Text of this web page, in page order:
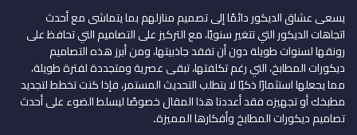
يسعى عشاق الديكور دائمًا إلى تصميم منازلهم بما يتماشى مع أحدث
اتجاهات الديكور التي تتغير سنويًا، مع التركيز على التصاميم التي تحافظ على
رونقها لسنوات طويلة دون أن تفقد جاذبيتها، ومن أبرز هذه التصاميم
ديكورات المطابخ، التي رغم تكلفتها، تبقى عصرية ومتجددة لفترة طويلة،
مما يجعلها استثمارًا ذكيًا لا يتطلب التحديث المستمر، فإذا كنت تخطط لتجديد
مطبخك أو تجهيزه فقد أعددنا هذا المقال خصوصًا ليسلط الضوء على أحدث
تصاميم ديكورات المطابخ وأفكارها المميزة.